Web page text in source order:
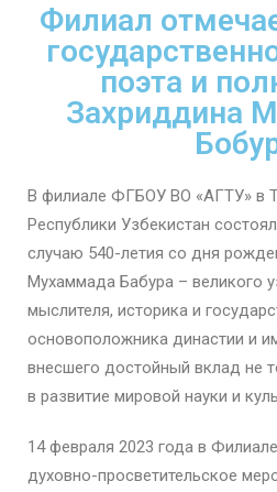
Филиал
поэта и
Захриддина
В филиале ФГБОУ ВО «АГТУ» в
Республики Узбекистан
случаю 540-летия со дня
Мухаммада Бабура – великого
мыслителя, историка и
основоположника династии и
внесшего достойный вклад не
в развитие мировой науки и
14 февраля 2023 года в
духовно-просветительское